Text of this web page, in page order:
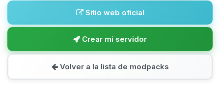
Sitio web oficial
Crear mi servidor
Volver a la lista de modpacks